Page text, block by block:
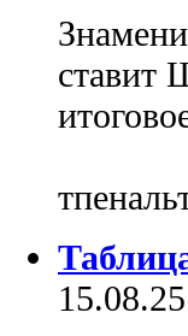
ставит